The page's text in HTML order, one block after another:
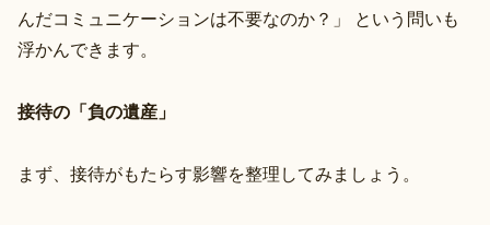
んだコミュニケーションは不要なのか？」 という問いも
浮かんできます。
接待の「負の遺産」
まず、接待がもたらす影響を整理してみましょう。